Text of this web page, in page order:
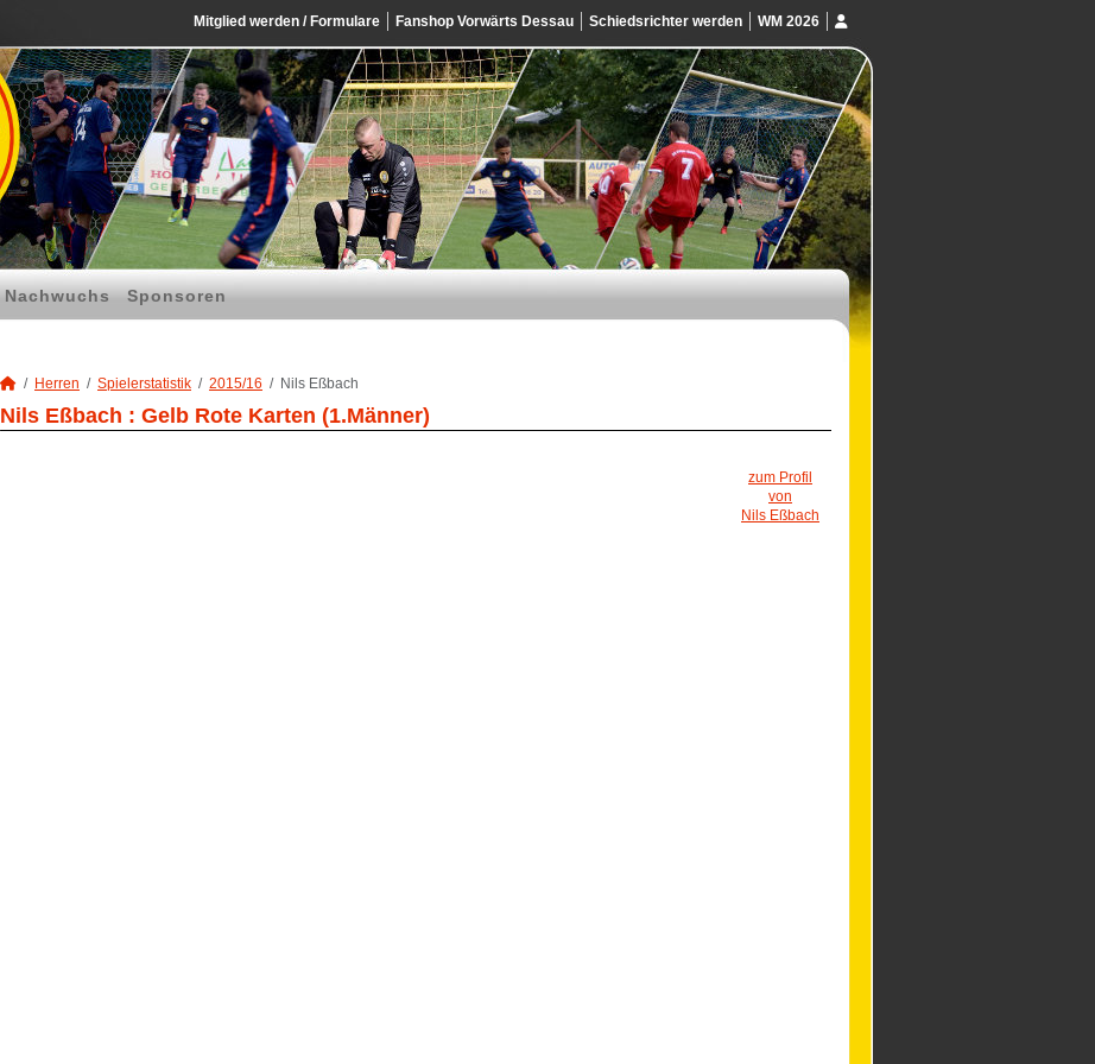
Mitglied werden / Formulare Fanshop Vorwärts Dessau Schiedsrichter werden WM 2026
Nachwuchs Sponsoren
Herren Spielerstatistik 2015/16 Nils Eßbach
Nils Eßbach : Gelb Rote Karten (1.Männer)
zum Profil
von
Nils Eßbach